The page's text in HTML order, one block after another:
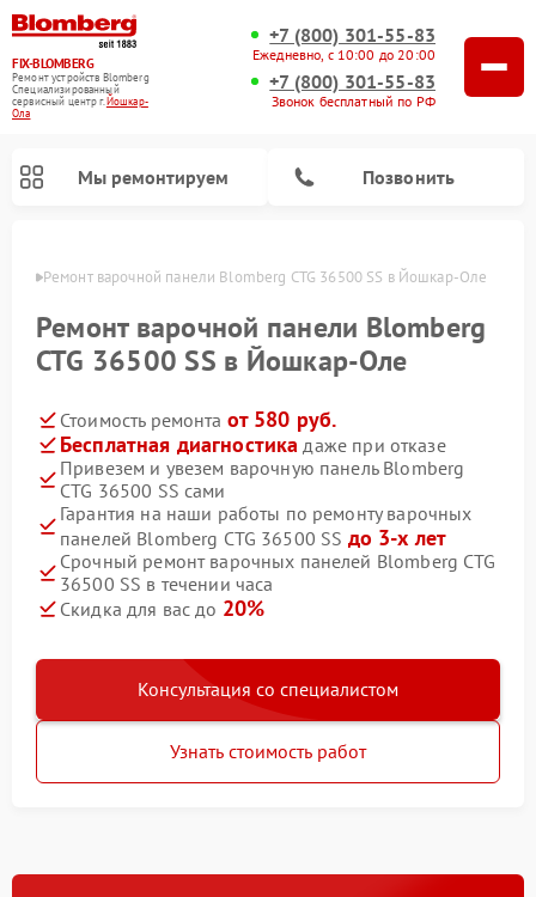
FIX-BLOMBERG
Ремонт устройств Blomberg
Специализированный
cервисный центр г.Йошкар-
Ола
+7 (800) 301-55-83
Ежедневно, с 10:00 до 20:00
+7 (800) 301-55-83
Звонок бесплатный по РФ
Мы ремонтируем Позвонить
Ремонт варочной панели Blomberg CTG 36500 SS в Йошкар-Оле
Ремонт варочной панели Blomberg
CTG 36500 SS в Йошкар-Оле
Стоимость ремонта от 580 руб.
Бесплатная диагностика даже при отказе
Привезем и увезем варочную панель Blomberg
CTG 36500 SS сами
Гарантия на наши работы по ремонту варочных
панелей Blomberg CTG 36500 SS до 3-х лет
Срочный ремонт варочных панелей Blomberg CTG
36500 SS в течении часа
Скидка для вас до 20%
Консультация со специалистом
Узнать стоимость работ